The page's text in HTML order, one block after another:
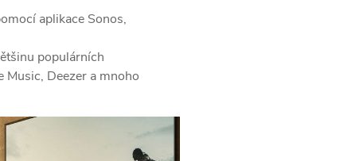
aplikace Sonos,
populárních
Music, Deezer a mnoho